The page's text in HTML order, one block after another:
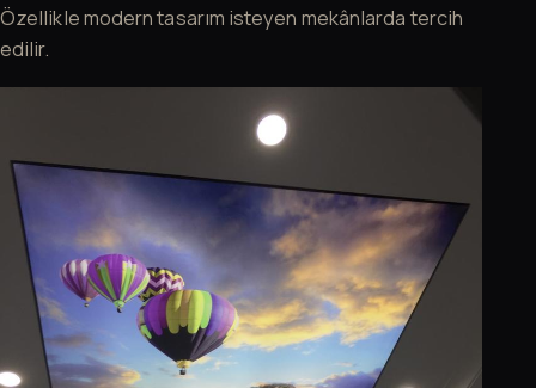
Özellikle modern tasarım isteyen mekânlarda tercih
edilir.